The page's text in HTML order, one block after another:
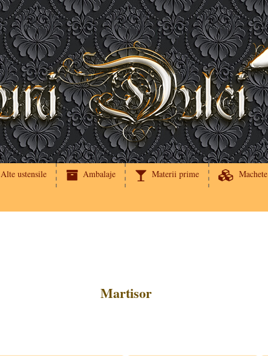
Alte ustensile Ambalaje Materii prime Machete
Martisor